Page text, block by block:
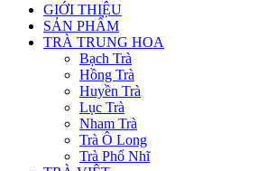
GIỚI THIỆU
SẢN PHẨM
TRÀ TRUNG HOA
Bạch Trà
Hồng Trà
Huyền Trà
Lục Trà
Nham Trà
Trà Ô Long
Trà Phổ Nhĩ